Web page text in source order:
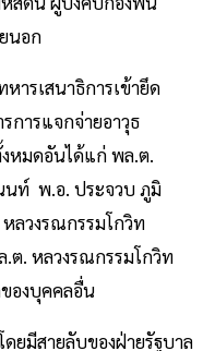
นอก
ารเสนาธิการเข้ายึด
การแจกจ่ายอาวุธ
หมดอันได้แก่ พล.ต.
ท์ พ.อ. ประจวบ ภูมิ
ลวงรณกรรมโกวิท
ต. หลวงรณกรรมโกวิท
องบุคคลอื่น
ยมีสายลับของฝ่ายรัฐบาล